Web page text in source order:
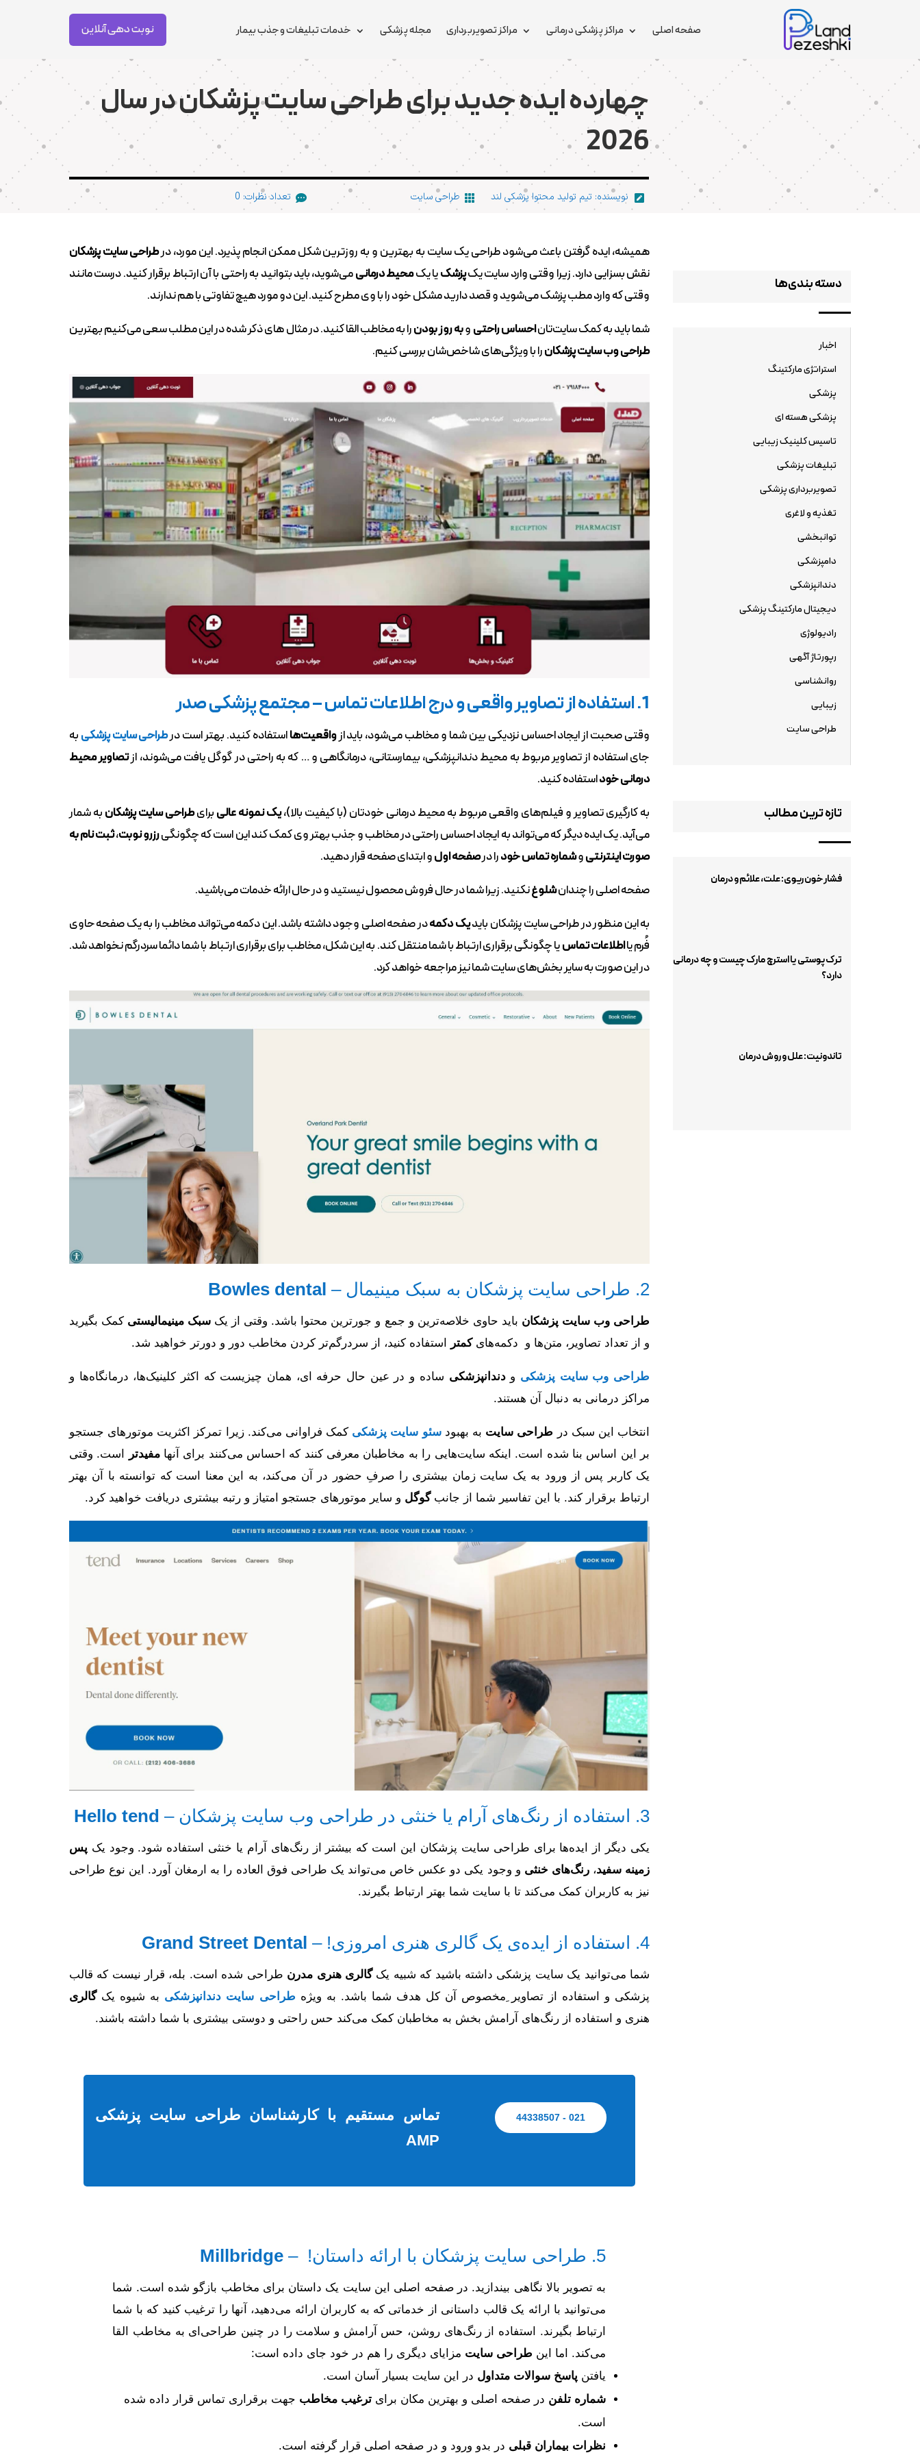
صفحه اصلی مراکز پزشکی درمانی مراکز تصویربرداری مجله پزشکی خدمات تبلیغات و جذب بیمار نوبت دهی آنلاین
چهارده ایده جدید برای طراحی سایت پزشکان در سال
2026
 تعداد نظرات: 0  طراحی سایت  نویسنده: تیم تولید محتوا پزشکی لند
همیشه، ایده گرفتن باعث می‌شود طراحی یک سایت به بهترین و به روز‌ترین شکل ممکن انجام پذیرد. این مورد، درطراحی سایت پزشکان
نقش بسزایی دارد. زیرا وقتی وارد سایت یکپزشکیا یکمحیط درمانیمی‌شوید، باید بتوانید به راحتی با آن ارتباط برقرار کنید. درست مانند
وقتی که وارد مطب پزشک می‌شوید و قصد دارید مشکل خود را با وی مطرح کنید. این دو مورد هیچ تفاوتی با هم ندارند.
شما باید به کمک سایت‌تاناحساس راحتیوبه روز بودنرا به مخاطب القا کنید. در مثال های ذکر شده در این مطلب سعی می‌کنیم بهترین
طراحی وب سایت پزشکانرا با ویژگی‌های شاخص‌شان بررسی کنیم.
1. استفاده از تصاویر واقعی و درج اطلاعات تماس – مجتمع پزشکی صدر
وقتی صحبت از ایجاد احساس نزدیکی بین شما و مخاطب می‌شود، باید ازواقعیت‌هااستفاده کنید. بهتر است درطراحی سایت پزشکیبه
جای استفاده از تصاویر مربوط به محیط دندانپزشکی، بیمارستانی، درمانگاهی و … که به راحتی در گوگل یافت می‌شوند، ازتصاویر محیط
درمانی خوداستفاده کنید.
به کارگیری تصاویر و فیلم‌های واقعی مربوط به محیط درمانی خودتان (با کیفیت بالا)،یک نمونه عالیبرایطراحی سایت پزشکانبه شمار
می‌آید. یک ایده دیگر که می‌تواند به ایجاد احساس راحتی در مخاطب و جذب بهتر وی کمک کند این است که چگونگیرزرو نوبت،ثبت نام به
صورت اینترنتیوشماره تماس خودرا درصفحه اولو ابتدای صفحه قرار دهید.
صفحه اصلی را چندانشلوغنکنید. زیرا شما در حال فروش محصول نیستید و در حال ارائه خدمات می‌باشید.
به این منظور در طراحی سایت پزشکان بایدیک دکمهدر صفحه اصلی وجود داشته باشد. این دکمه می‌تواند مخاطب را به یک صفحه حاوی
فُرم یااطلاعات تماسیا چگونگی برقراری ارتباط با شما منتقل کند. به این شکل، مخاطب برای برقراری ارتباط با شما دائما سردرگم نخواهد شد.
در این صورت به سایر بخش‌های سایت شما نیز مراجعه خواهد کرد.
2. طراحی سایت پزشکان به سبک مینیمال – Bowles dental
طراحی وب سایت پزشکان باید حاوی خلاصه‌ترین و جمع و جور‌ترین محتوا باشد. وقتی از یک سبک مینیمالیستی کمک بگیرید
و از تعداد تصاویر، متن‌ها و دکمه‌هایکمتر استفاده کنید، از سردرگم‌تر کردن مخاطب دور و دورتر خواهید شد.
طراحی وب سایت پزشکی ودندانپزشکی ساده و در عین حال حرفه ای، همان چیزیست که اکثر کلینیک‌ها، درمانگاه‌ها و
مراکز درمانی به دنبال آن هستند.
انتخاب این سبک در طراحی سایت به بهبودسئو سایت پزشکی کمک فراوانی می‌کند. زیرا تمرکز اکثریت موتور‌های جستجو
بر این اساس بنا شده است. اینکه سایت‌هایی را به مخاطبان معرفی کنند که احساس می‌کنند برای آنهامفید‌تر
است. وقتی
یک کاربر پس از ورود به یک سایت زمان بیشتری را صرفِ حضور در آن می‌کند، به این معنا است که توانسته با آن بهتر
ارتباط برقرار کند. با این تفاسیر شما از جانبگوگل و سایر موتور‌های جستجو امتیاز و رتبه بیشتری دریافت خواهید کرد.
3. استفاده از رنگ‌های آرام یا خنثی در طراحی وب سایت پزشکان – Hello tend
یکی دیگر از ایده‌ها برای طراحی سایت پزشکان این است که بیشتر از رنگ‌های آرام یا خنثی استفاده شود. وجود یک پس
زمینه سفید،رنگ‌های خنثی و وجود یکی دو عکس خاص می‌تواند یک طراحی فوق العاده را به ارمغان آورد. این نوع طراحی
نیز به کاربران کمک می‌کند تا با سایت شما بهتر ارتباط بگیرند.
4. استفاده از ایده‌ی یک گالری هنری امروزی! – Grand Street Dental
شما می‌توانید یک سایت پزشکی داشته باشید که شبیه یکگالری هنری مدرن طراحی شده است. بله، قرار نیست که قالب
پزشکی و استفاده از تصاویر ِمخصوص آن کل هدف شما باشد. به ویژه طراحی سایت دندانپزشکی به شیوه یکگالری
هنری و استفاده از رنگ‌های آرامش بخش به مخاطبان کمک می‌کند حس راحتی و دوستی بیشتری با شما داشته باشند.
تماس مستقیم با کارشناسان طراحی سایت پزشکی
AMP
021 - 44338507
5. طراحی سایت پزشکان با ارائه داستان! – Millbridge
به تصویر بالا نگاهی بیندازید. در صفحه اصلی این سایت یک داستان برای مخاطب بازگو شده است. شما
می‌توانید با ارائه یک قالب داستانی از خدماتی که به کاربران ارائه می‌دهید، آنها را ‌ترغیب کنید که با شما
ارتباط بگیرند. استفاده از رنگ‌های روشن، حس آرامش و سلامت را در چنین طراحی‌ای به مخاطب القا
می‌کند. اما این طراحی سایت مزایای دیگری را هم در خود جای داده است:
یافتن پاسخ سوالات متداول در این سایت بسیار آسان است.
شماره تلفن در صفحه اصلی و بهترین مکان برای ترغیب مخاطب جهت برقراری تماس قرار داده شده
است.
نظرات بیماران قبلی در بدو ورود و در صفحه اصلی قرار گرفته است.
دسته بندی‌ها
اخبار
استراتژی مارکتینگ
پزشکی
پزشکی هسته ای
تاسیس کلینیک زیبایی
تبلیغات پزشکی
تصویربرداری پزشکی
تغذیه و لاغری
توانبخشی
دامپزشکی
دندانپزشکی
دیجیتال مارکتینگ پزشکی
رادیولوژی
رپورتاژ آگهی
روانشناسی
زیبایی
طراحی سایت
تازه ترین مطالب
فشار خون ریوی: علت، علائم و درمان
ترک پوستی یا استرچ مارک چیست و چه درمانی
دارد؟
تاندونیت: علل و روش درمان